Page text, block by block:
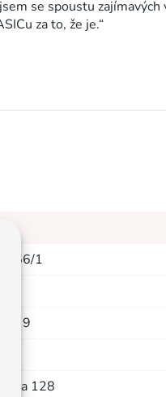
se spoustu
za to, že je.“
356/1
9
128